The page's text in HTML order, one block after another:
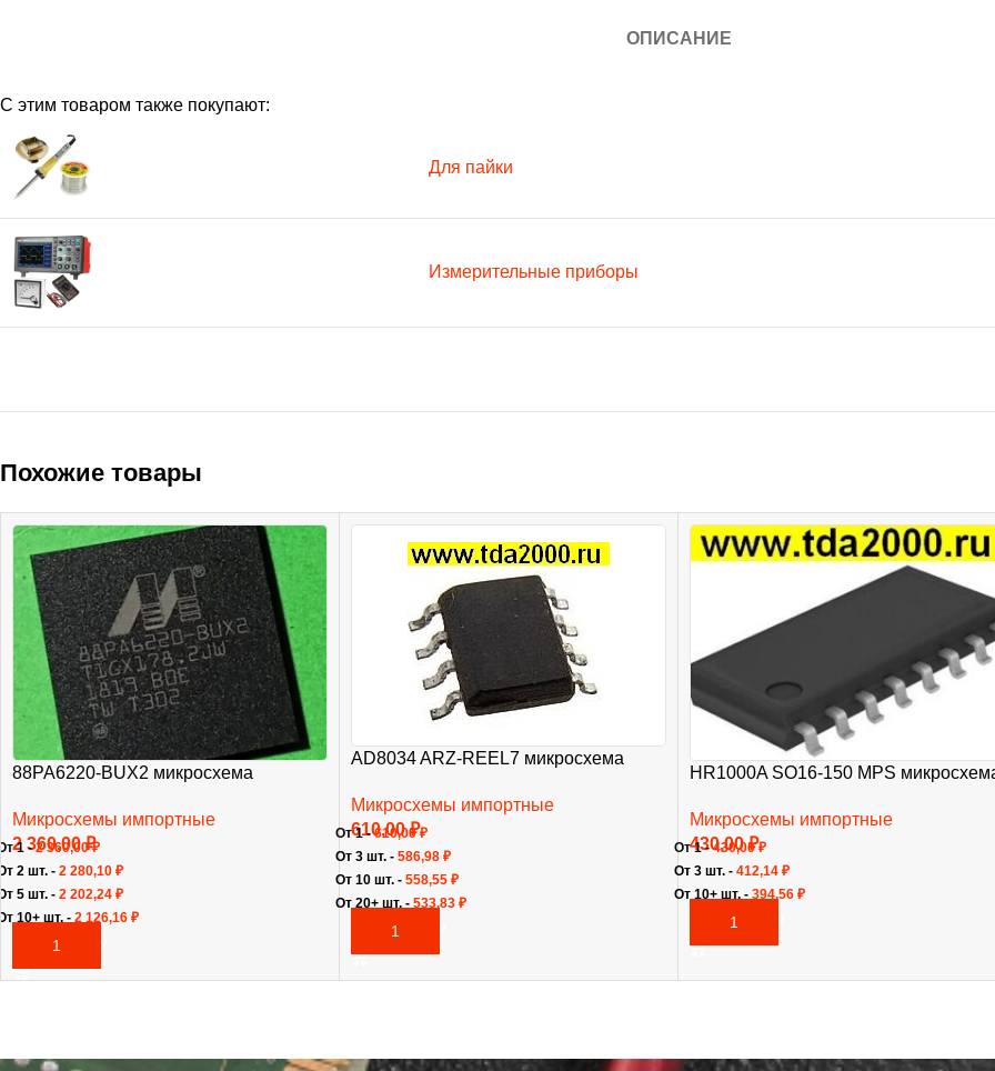
ОПИСАНИЕ
С этим товаром также покупают:
Для пайки
Измерительные приборы
Похожие товары
88PA6220-BUX2 микросхема
Микросхемы импортные
2 360,00₽
В КОРЗИНУ
1 -2 360,00₽
2 шт. - 2 280,10 ₽
5 шт. - 2 202,24 ₽
10+ шт. - 2 126,16 ₽
AD8034 ARZ-REEL7 микросхема
Микросхемы импортные
610,00₽
В КОРЗИНУ
От 1 -610,00₽
От 3 шт. - 586,98 ₽
От 10 шт. - 558,55 ₽
От 20+ шт. - 533,83 ₽
HR1000A SO16-150 MPS
Микросхемы импортные
430,00₽
В КОРЗИНУ
От 1 -430,00₽
От 3 шт. - 412,14 ₽
От 10+ шт. - 394,56 ₽